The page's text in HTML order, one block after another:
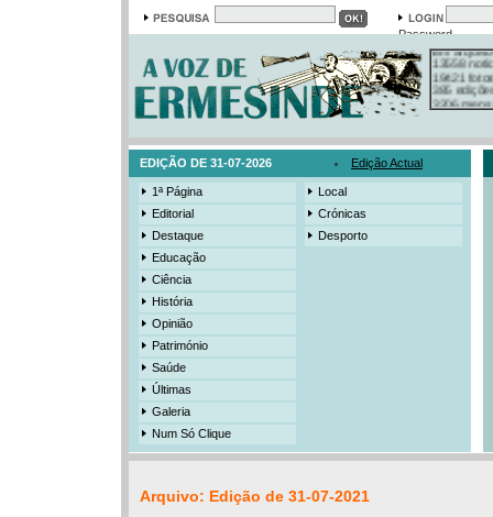
PasswordEm arquivo
19421
385
3206
525
EDIÇÃO DE 31-07-2026 Edição Actual
1ª Página
Editorial
Destaque
Educação
Ciência
História
Opinião
Património
Saúde
Últimas
Galeria
Num Só Clique
Local
Crónicas
Desporto
Arquivo: Edição de 31-07-2021